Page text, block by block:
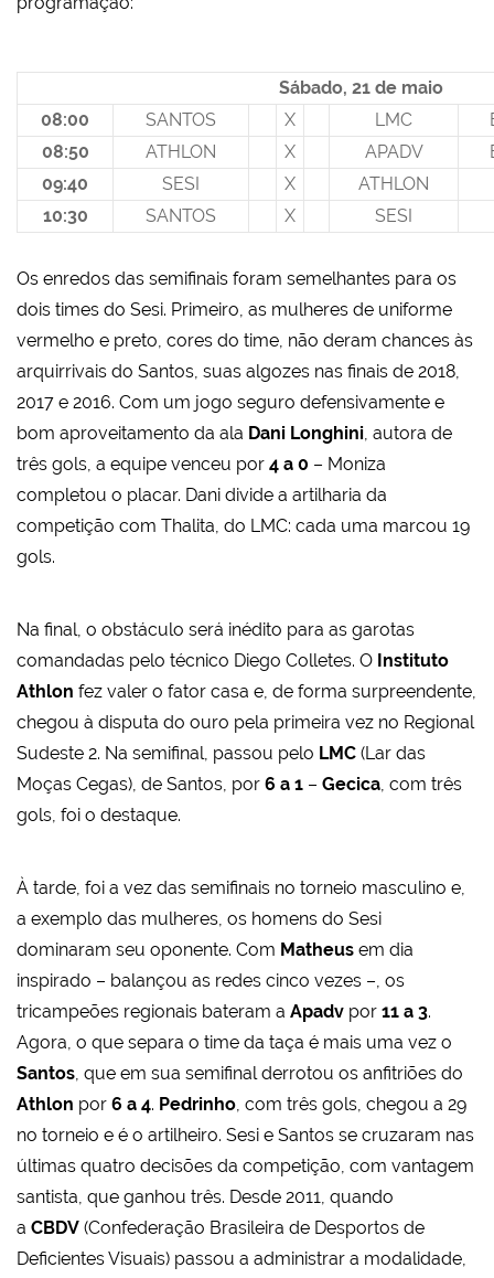
Sábado, 21 de maio
08:00
SANTOS X LMC
08:50
ATHLON X APADV
09:40
SESI X
ATHLON
10:30
SANTOS X SESI
Os enredos das semifinais foram semelhantes para os
dois times do Sesi. Primeiro, as mulheres de uniforme
vermelho e preto, cores do time, não deram chances às
arquirrivais do Santos, suas algozes nas finais de 2018,
2017 e 2016. Com um jogo seguro defensivamente e
bom aproveitamento da ala Dani Longhini, autora de
três gols, a equipe venceu por 4 a 0 – Moniza
completou o placar. Dani divide a artilharia da
competição com Thalita, do LMC: cada uma marcou 19
gols.
Na final, o obstáculo será inédito para as garotas
comandadas pelo técnico Diego Colletes. O Instituto
Athlon fez valer o fator casa e, de forma surpreendente,
chegou à disputa do ouro pela primeira vez no Regional
Sudeste 2. Na semifinal, passou pelo LMC (Lar das
Moças Cegas), de Santos, por 6 a 1 – Gecica, com três
gols, foi o destaque.
À tarde, foi a vez das semifinais no torneio masculino e,
a exemplo das mulheres, os homens do Sesi
dominaram seu oponente. Com Matheus em dia
inspirado – balançou as redes cinco vezes –, os
tricampeões regionais bateram a Apadv por 11 a 3.
Agora, o que separa o time da taça é mais uma vez o
Santos, que em sua semifinal derrotou os anfitriões do
Athlon por 6 a 4. Pedrinho, com três gols, chegou a 29
no torneio e é o artilheiro. Sesi e Santos se cruzaram nas
últimas quatro decisões da competição, com vantagem
santista, que ganhou três. Desde 2011, quando
a CBDV (Confederação Brasileira de Desportos de
Deficientes Visuais) passou a administrar a modalidade,